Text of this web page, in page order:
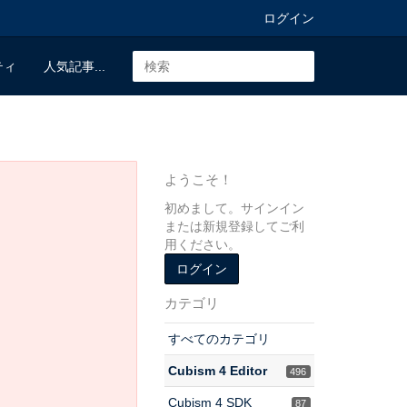
ログイン
人気記事...
ようこそ！
初めまして。サインイン
または新規登録してご利
用ください。
ログイン
カテゴリ
すべてのカテゴリ
496
Cubism 4 Editor
87
Cubism 4 SDK